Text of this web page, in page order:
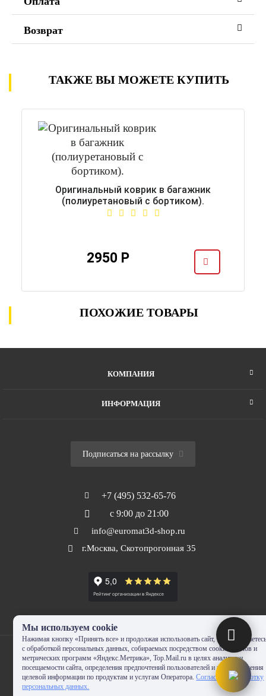
Возврат
ТАКЖЕ ВЫ МОЖЕТЕ КУПИТЬ
Оригинальный коврик в багажник
(полиуретановый с бортиком).
2950 Р
ПОХОЖИЕ ТОВАРЫ
КОМПАНИЯ
ИНФОРМАЦИЯ
Подписаться на рассылку
+7 (495) 532-65-76
с 9:00 до 21:00
info@euromat3d-shop.ru
г.Москва, Скотопрогонная 35
© 2010-2024 - EUROMAT|3D-SHOP.RU. Все права защищены. Копирование
Мы используем cookie
Нажимая кнопку «Принять все» и продолжая использовать сайт, Вы
с обработкой персональных данных, собираемых посредством cookie-файлов и
метрических программ «Яндекс.Метрика», Top.Mail.ru в целях аналитики
посещаемости сайта, определения предпочтений пользователей и предоставления
целевой информации по продуктам и услугам Оператора.Согласие на обработку
персональных данных.